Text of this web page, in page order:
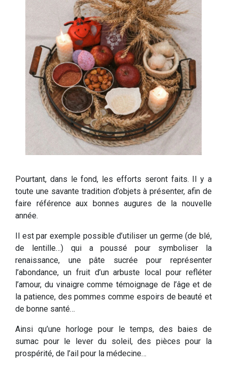
Pourtant, dans le fond, les efforts seront faits. Il y a
toute une savante tradition d’objets à présenter, afin de
faire référence aux bonnes augures de la nouvelle
année.
Il est par exemple possible d’utiliser un germe (de blé,
de lentille…) qui a poussé pour symboliser la
renaissance, une pâte sucrée pour représenter
l’abondance, un fruit d’un arbuste local pour refléter
l’amour, du vinaigre comme témoignage de l’âge et de
la patience, des pommes comme espoirs de beauté et
de bonne santé…
Ainsi qu’une horloge pour le temps, des baies de
sumac pour le lever du soleil, des pièces pour la
prospérité, de l’ail pour la médecine…